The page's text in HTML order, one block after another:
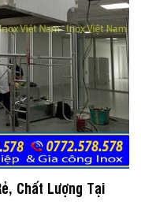
Chất Lượng Tại